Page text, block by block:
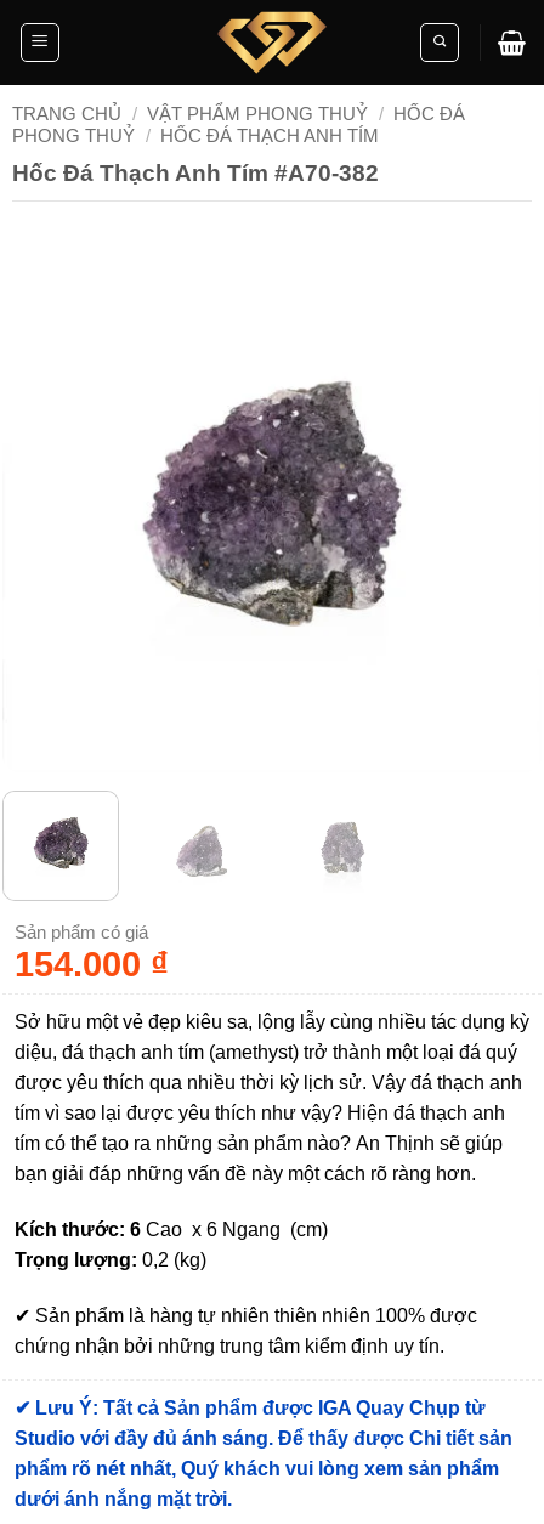
TRANG CHỦ / VẬT PHẨM PHONG THUỶ / HỐC ĐÁ
PHONG THUỶ / HỐC ĐÁ THẠCH ANH TÍM
Hốc Đá Thạch Anh Tím #A70-382
Sản phẩm có giá
154.000 ₫
Sở hữu một vẻ đẹp kiêu sa, lộng lẫy cùng nhiều tác dụng kỳ
diệu, đá thạch anh tím (amethyst) trở thành một loại đá quý
được yêu thích qua nhiều thời kỳ lịch sử. Vậy đá thạch anh
tím vì sao lại được yêu thích như vậy? Hiện đá thạch anh
tím có thể tạo ra những sản phẩm nào? An Thịnh sẽ giúp
bạn giải đáp những vấn đề này một cách rõ ràng hơn.
Kích thước: 6 Cao x 6 Ngang (cm)
Trọng lượng: 0,2 (kg)
✔ Sản phẩm là hàng tự nhiên thiên nhiên 100% được
chứng nhận bởi những trung tâm kiểm định uy tín.
✔ Lưu Ý: Tất cả Sản phẩm được IGA Quay Chụp từ
Studio với đầy đủ ánh sáng. Để thấy được Chi tiết sản
phẩm rõ nét nhất, Quý khách vui lòng xem sản phẩm
dưới ánh nắng mặt trời.